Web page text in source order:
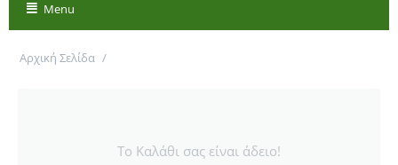
Menu
Αρχική Σελίδα /
Το Καλάθι σας είναι άδειο!